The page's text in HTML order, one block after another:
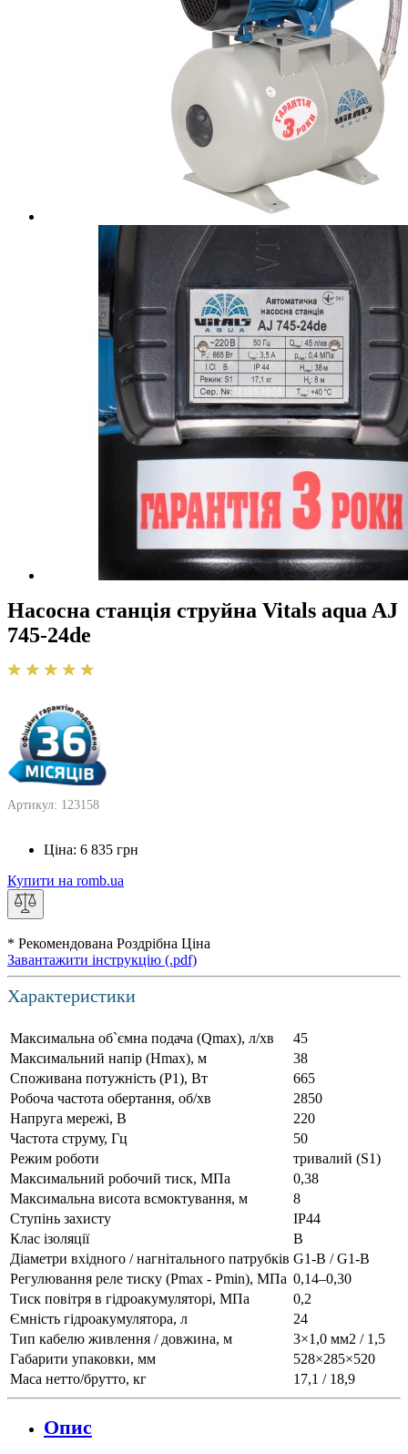
Насосна станція струйна Vitals aqua AJ
745-24de
Артикул: 123158
Ціна: 6 835 грн
Купити на romb.ua
* Рекомендована Роздрібна Ціна
Завантажити інструкцію (.pdf)
Характеристики
Максимальна об`ємна подача (Qmax), л/хв
45
Максимальний напір (Нmax), м
38
Споживана потужність (Р1), Вт
665
Робоча частота обертання, об/хв
2850
Напруга мережі, В
220
Частота струму, Гц
50
Режим роботи
тривалий (S1)
Максимальний робочий тиск, МПа
0,38
Максимальна висота всмоктування, м
8
Ступінь захисту
IP44
Клас ізоляції
B
Діаметри вхідного / нагнітального патрубків G1-B / G1-B
Регулювання реле тиску (Pmax - Pmin), МПа 0,14–0,30
Тиск повітря в гідроакумуляторі, МПа
0,2
Ємність гідроакумулятора, л
24
Тип кабелю живлення / довжина, м
3×1,0 мм2 / 1,5
Габарити упаковки, мм
528×285×520
Маса нетто/брутто, кг
17,1 / 18,9
Опис